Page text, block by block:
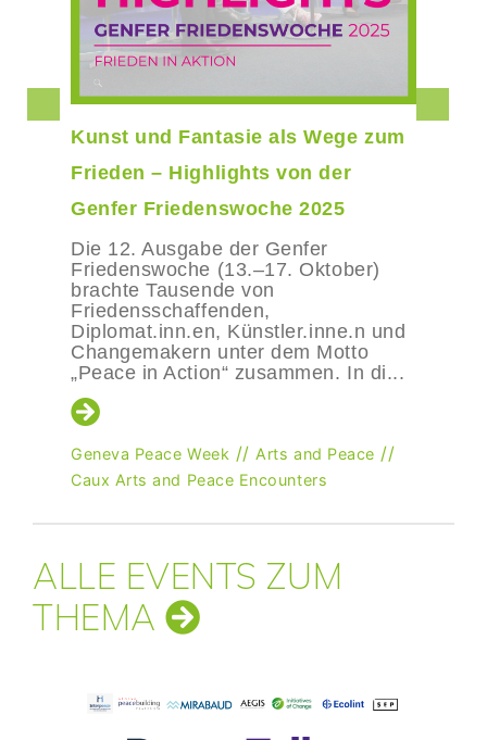
Kunst und Fantasie als Wege zum
Frieden – Highlights von der
Genfer Friedenswoche 2025
Die 12. Ausgabe der Genfer
Friedenswoche (13.–17. Oktober)
brachte Tausende von
Friedensschaffenden,
Diplomat.inn.en, Künstler.inne.n und
Changemakern unter dem Motto
„Peace in Action“ zusammen. In di...
Geneva Peace Week //Arts and Peace //
Caux Arts and Peace Encounters
ALLE EVENTS ZUM
THEMA